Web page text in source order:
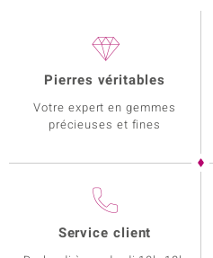
Pierres véritables
Votre expert en gemmes
précieuses et fines
Service client